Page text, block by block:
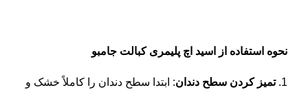
نحوه استفاده از اسید اچ پلیمری کبالت جامبو
تمیز کردن سطح دندان: ابتدا سطح دندان را کاملاً خشک و